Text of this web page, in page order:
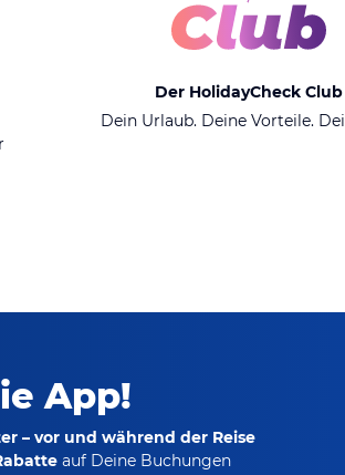
Der HolidayCheck Club
Dein Urlaub. Deine Vorteile.
App!
– vor und während der Reise
auf Deine Buchungen